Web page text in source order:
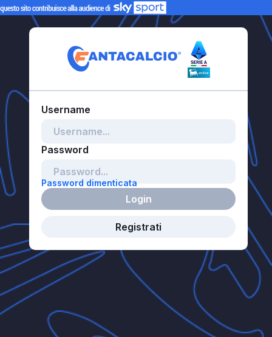
Password dimenticata
Login
Registrati